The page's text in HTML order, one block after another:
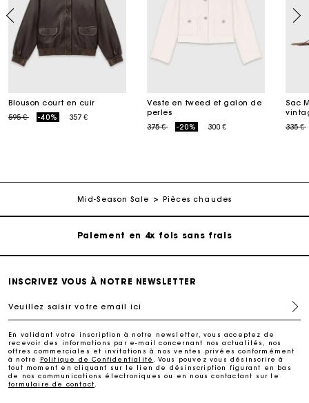
Blouson court en cuir
Price reduced from
595 €to -40% 357 €
Veste en tweed et galon de
perles
Price reduced from
375 €to -20% 300 €
Sac
Price
335 €
Mid-Season Sale Pièces chaudes
Livraison à domicile offerte sous 2 à 3 jours ouvrés.
Paiement en 4x fois sans frais
Echanges & Retours offerts
Suivi de commande
Carte Cadeau Maje : la meilleure façon d'offrir le
cadeau parfait
Livraison à domicile offerte sous 2 à 3 jours ouvrés.
INSCRIVEZ VOUS À NOTRE NEWSLETTER
Veuillez saisir votre email ici
En validant votre inscription à notre newsletter, vous acceptez de
recevoir des informations par e-mail concernant nos actualités, nos
offres commerciales et invitations à nos ventes privées conformément
à notre
Politique de Confidentialité
. Vous pouvez vous désinscrire à
tout moment en cliquant sur le lien de désinscription figurant en bas
de nos communications électroniques ou en nous contactant sur le
formulaire de contact